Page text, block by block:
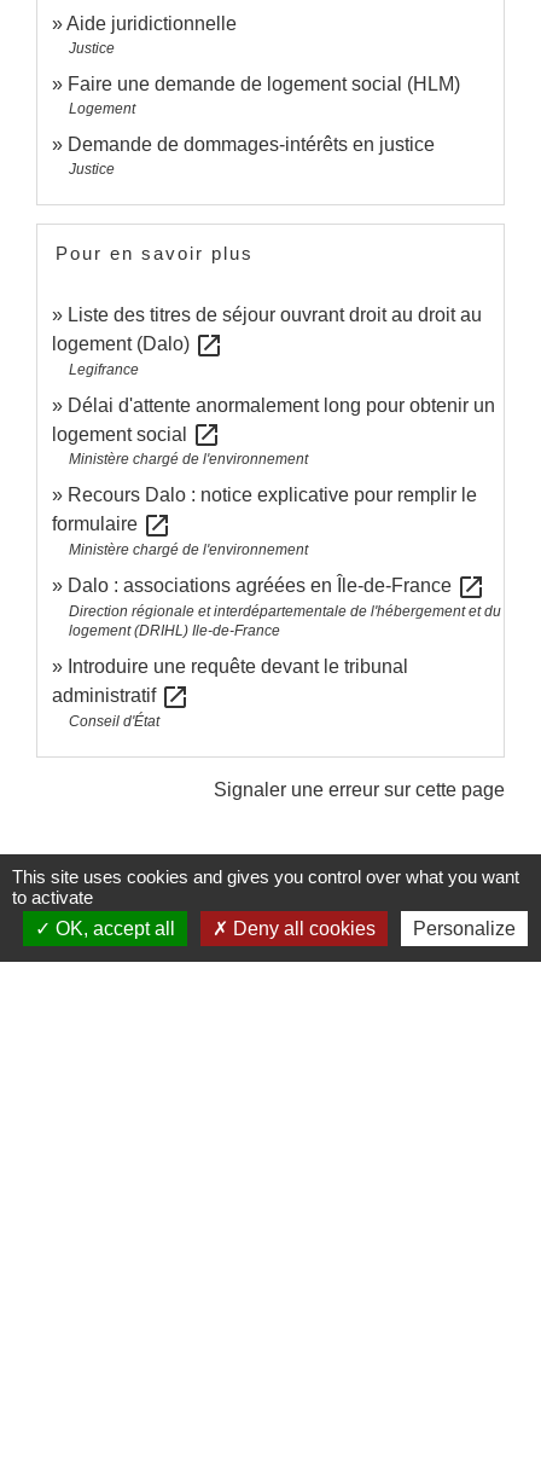
Aide juridictionnelle
Justice
Faire une demande de logement social (HLM)
Logement
Demande de dommages-intérêts en justice
Justice
Pour en savoir plus
Liste des titres de séjour ouvrant droit au droit au
logement (Dalo) open_in_new
Legifrance
Délai d'attente anormalement long pour obtenir un
logement social
open_in_new
Ministère chargé de l'environnement
Recours Dalo : notice explicative pour remplir le
formulaire open_in_new
Ministère chargé de l'environnement
Dalo : associations agréées en Île-de-France open_in_new
Direction régionale et interdépartementale de l'hébergement et du
logement (DRIHL) Ile-de-France
Introduire une requête devant le tribunal
administratif open_in_new
Conseil d'État
Signaler une erreur sur cette page
Contacts
This site uses cookies and gives you control over what you want
to activate
OK, accept all
Deny all cookies Personalize